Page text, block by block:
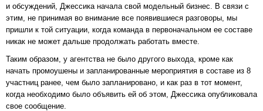
и обсуждений, Джессика начала свой модельный бизнес. В связи с
этим, не принимая во внимание все появившиеся разговоры, мы
пришли к той ситуации, когда команда в первоначальном ее составе
никак не может дальше продолжать работать вместе.
Таким образом, у агентства не было другого выхода, кроме как
начать промоушены и запланированные мероприятия в составе из 8
участниц ранее, чем было запланировано, и как раз в тот момент,
когда необходимо было объявить ей об этом, Джессика опубликовала
свое сообщение.